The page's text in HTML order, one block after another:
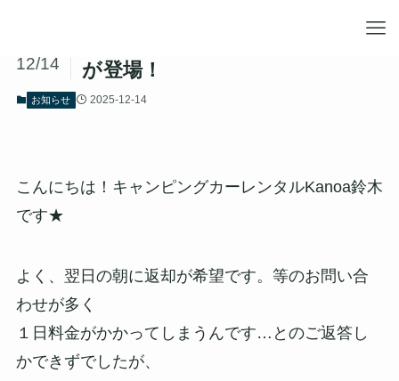
が登場！
12/14
お知らせ 2025-12-14
こんにちは！キャンピングカーレンタルKanoa鈴木
です★
よく、翌日の朝に返却が希望です。等のお問い合
わせが多く
１日料金がかかってしまうんです…とのご返答し
かできずでしたが、